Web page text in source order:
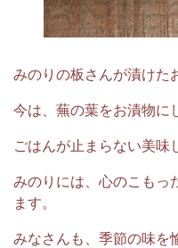
みのりの板さんが漬けた
今は、蕪の葉をお漬物に
ごはんが止まらない美味
みのりには、心のこもっ
ます。
みなさんも、季節の味を